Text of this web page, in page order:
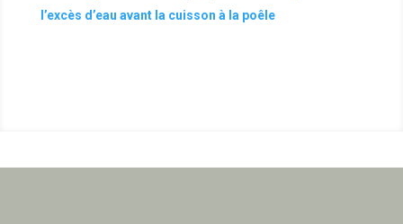
l’excès d’eau avant la cuisson à la poêle